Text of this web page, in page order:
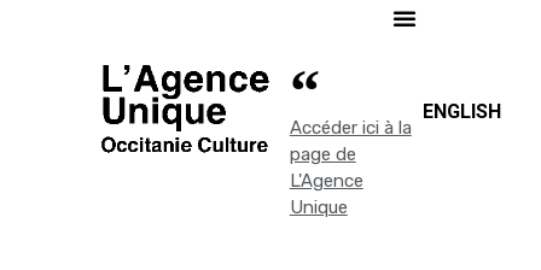
Accéder ici à la
page de
L'Agence
Unique
ENGLISH